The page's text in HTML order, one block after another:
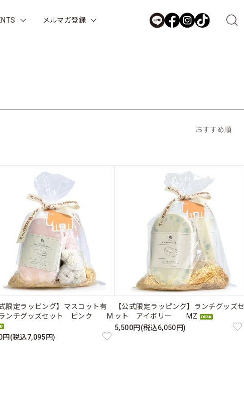
メルマガ登録
おすすめ順
式限定ラッピング】マスコット有
ランチグッズセット ピンク M
円(税込7,095円)
【公式限定ラッピング】ランチグッズセ
ット アイボリー MZ
5,500円(税込6,050円)